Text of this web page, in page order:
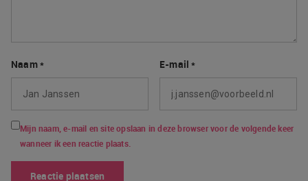
Naam* E-mail*
Mijn naam, e-mail en site opslaan in deze browser voor de volgende keer
wanneer ik een reactie plaats.